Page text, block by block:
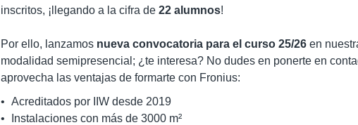
inscritos, ¡llegando a la cifra de 22 alumnos!
Por ello, lanzamos nueva convocatoria para el curso 25/26 en
modalidad semipresencial; ¿te interesa? No dudes en ponerte en
aprovecha las ventajas de formarte con Fronius:
• Acreditados por IIW desde 2019
•
Instalaciones con más de 3000 m²